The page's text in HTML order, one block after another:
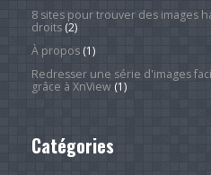
8 sites pour trouver des images
droits(2)
À propos(1)
Redresser une série d'images
grâce à XnView(1)
Catégories